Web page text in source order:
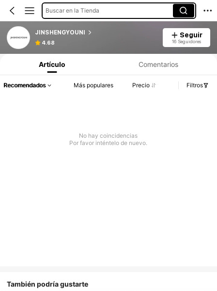
Buscar en la Tienda
JINSHENGYOUNI
4.68
Seguir
16 Seguidores
Artículo Comentarios
Recomendados Más populares Precio Filtros
No hay coincidencias
Por favor inténtelo de nuevo.
También podría gustarte